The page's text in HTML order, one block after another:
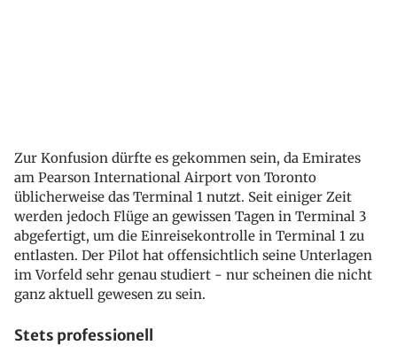
Zur Konfusion dürfte es gekommen sein, da Emirates
am Pearson International Airport von Toronto
üblicherweise das Terminal 1 nutzt. Seit einiger Zeit
werden jedoch Flüge an gewissen Tagen in Terminal 3
abgefertigt, um die Einreisekontrolle in Terminal 1 zu
entlasten. Der Pilot hat offensichtlich seine Unterlagen
im Vorfeld sehr genau studiert - nur scheinen die nicht
ganz aktuell gewesen zu sein.
Stets professionell